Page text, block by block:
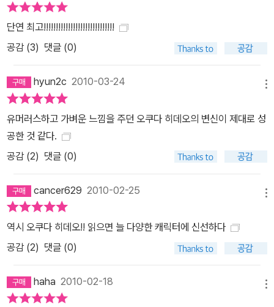
의 섬세한 묘사가 더해지면서, 글자 그대 로 영상으로 옮겨도 손색이
없을 만한 비주얼을 만들어낸다. 특히 범인과 형사가 맞닥뜨리는 장
면에서는 엄청난 긴장감을 형성하며, 마치 범죄현장을 목격하는 듯한
만, 이전 작들에 비해 유난히 ‘영화로 보고 싶다’라는 평이 많은 것은
《올림픽의 몸값》만의 탁월한 영상미를 반증하는 것이라 할 수 있다.
읽기 쉬운, 그러나 가볍지 않은 예전에 마르크스를 인용하면서 혹독
한 착취 구조 속에서도 저항할 줄 모르는 합숙소 노동자들이 정말 이
이 처한 상황을 똑똑히 인식하고 있었다. 다만 싸울 방법을 알지 못할
스로를 룸펜 프롤레타리아라고 외친다. 《남쪽으로 튀어!》의 이치로가
프롤레타리아든 부르주아든 모든 집단에 반기를 들고 훌쩍 남쪽 섬으
로 떠났듯이, 오쿠다 히데오가 프롤레타리아나 부르주아를 운운한 것
은 이번이 처음은 아니다. 《남쪽으로 튀어!》가 유토피아적 이상주의
자를 통해 엉뚱한 재미를 탄생시켰다면, 《올림픽의 몸값》은 무모하지
만 좀 더 적극적으로 현실에 뛰어들어 문제를 타개해나가려는 영웅적
주인공을 전면에 내세웠다. “쇼와 시대의 빛과 그림자, 그 양쪽을 그
단연 최고!!!!!!!!!!!!!!!!!!!!!!!!!!!!!
공감 (3) 댓글 (0)
hyun2c 2010-03-24
유머러스하고 가벼운 느낌을 주던 오쿠다 히데오의 변신이 제대로 성
공한 것 같다.
공감 (2) 댓글 (0)
cancer629 2010-02-25
역시 오쿠다 히데오!! 읽으면 늘 다양한 캐릭터에 신선하다
공감 (2) 댓글 (0)
haha 2010-02-18